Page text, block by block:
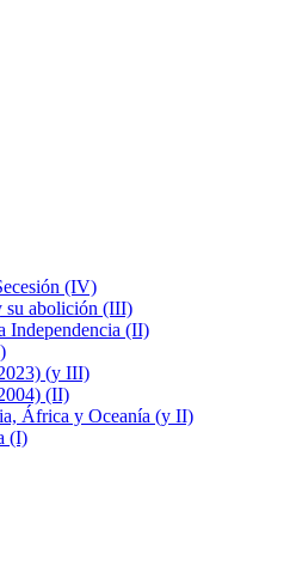
(IV)
su abolición (III)
Independencia (II)
(y III)
(II)
África y Oceanía (y II)
(I)